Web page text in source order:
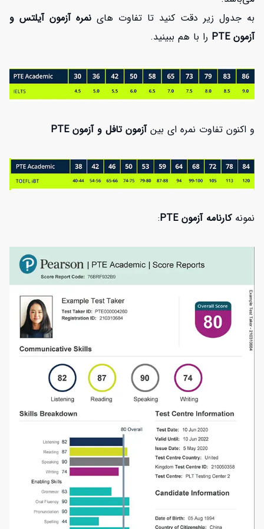
به جدول زیر دقت کنید تا تفاوت های نمره آزمون آیلتس و
آزمون PTE
را با هم ببینید.
و اکنون تفاوت نمره ای بینآزمون تافل و آزمون PTE
نمونهکارنامه آزمون PTE :